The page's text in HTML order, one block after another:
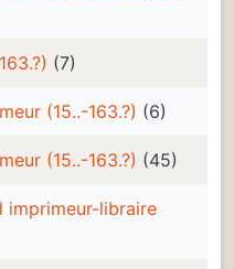
(7)
(15..-163.?) (6)
(15..-163.?) (45)
imprimeur-libraire